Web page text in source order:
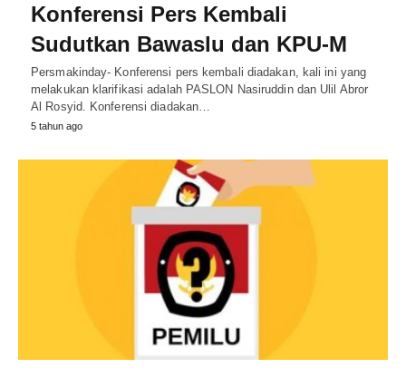
Konferensi Pers Kembali
Sudutkan Bawaslu dan KPU-M
Persmakinday- Konferensi pers kembali diadakan, kali ini yang
melakukan klarifikasi adalah PASLON Nasiruddin dan Ulil Abror
Al Rosyid. Konferensi diadakan…
5 tahun ago